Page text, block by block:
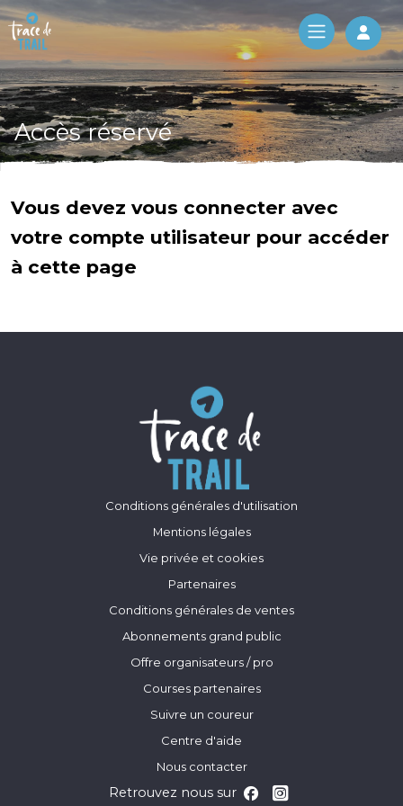
Log
Accès réservé
Vous devez vous connecter avec
votre compte utilisateur pour accéder
à cette page
Conditions générales d'utilisation
Mentions légales
Vie privée et cookies
Partenaires
Conditions générales de ventes
Abonnements grand public
Offre organisateurs / pro
Courses partenaires
Suivre un coureur
Centre d'aide
Nous contacter
Retrouvez nous sur